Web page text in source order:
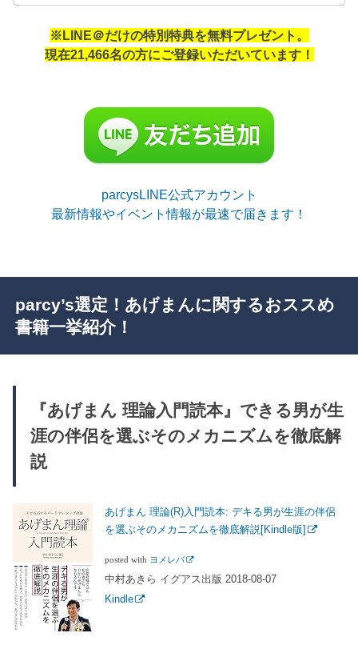
※LINE＠だけの特別特典を無料プレゼント。
現在21,466名の方にご登録いただいています！
parcysLINE公式アカウント
最新情報やイベント情報が最速で届きます！
parcy’s選定！あげまんに関するおススめ
書籍一挙紹介！
『あげまん 理論入門読本』できる男が生
涯の伴侶を選ぶそのメカニズムを徹底解
説
あげまん 理論(R)入門読本: デキる男が生涯の伴侶
を選ぶそのメカニズムを徹底解説[Kindle版]
posted with ヨメレバ
中村あきら イグアス出版 2018-08-07
Kindle